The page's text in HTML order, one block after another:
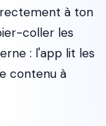
à ton
coller les
: l'app lit les
contenu à